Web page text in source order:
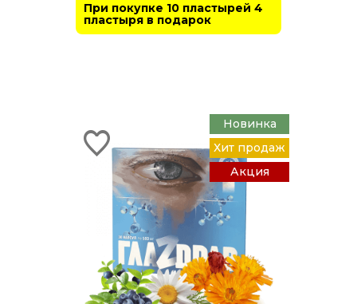
При покупке 10 пластырей 4
пластыря в подарок
Новинка
Хит продаж
Акция